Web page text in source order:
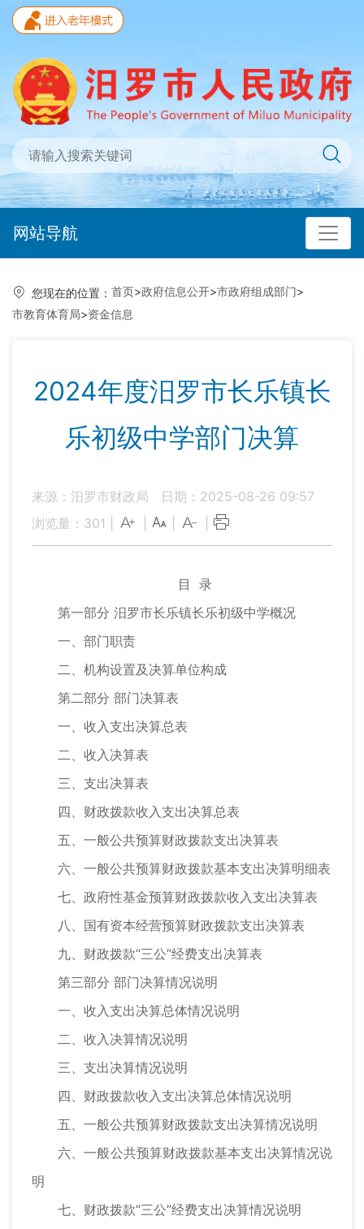
网站导航
您现在的位置： 首页>政府信息公开>市政府组成部门>
市教育体育局>资金信息
2024年度汨罗市长乐镇长
乐初级中学部门决算
来源：汨罗市财政局
日期：2025-08-26 09:57
浏览量： 301
目 录
第一部分 汨罗市长乐镇长乐初级中学概况
一、部门职责
二、机构设置及决算单位构成
第二部分 部门决算表
一、收入支出决算总表
二、收入决算表
三、支出决算表
四、财政拨款收入支出决算总表
五、一般公共预算财政拨款支出决算表
六、一般公共预算财政拨款基本支出决算明细表
七、政府性基金预算财政拨款收入支出决算表
八、国有资本经营预算财政拨款支出决算表
九、财政拨款“三公”经费支出决算表
第三部分 部门决算情况说明
一、收入支出决算总体情况说明
二、收入决算情况说明
三、支出决算情况说明
四、财政拨款收入支出决算总体情况说明
五、一般公共预算财政拨款支出决算情况说明
六、一般公共预算财政拨款基本支出决算情况说
明
七、财政拨款“三公”经费支出决算情况说明